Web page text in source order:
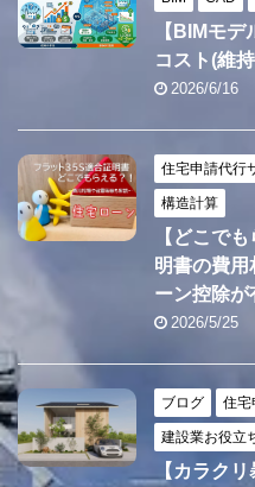
【BIMモ
コスト(維
2026/6/16
住宅申請代行
構造計算
【どこで
明書の費用
ーン控除が
2026/5/25
ブログ 住宅
建設業お役立
【カラク